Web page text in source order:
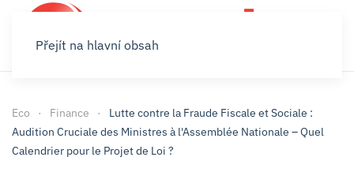
Přejít na hlavní obsah
Eco Finance
Lutte contre la Fraude Fiscale et Sociale :
Audition Cruciale des Ministres à l'Assemblée Nationale – Quel
Calendrier pour le Projet de Loi ?